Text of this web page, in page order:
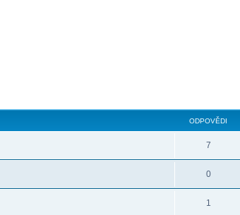
ODPOVĚDI
7
0
1